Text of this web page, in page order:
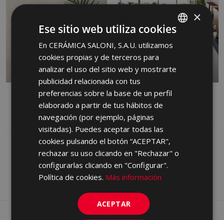
DANDY
PASTA ROJA, PORCELANICO, PASTA
FRONT
PORCELANICO
SPANISH
ENGLISH
GERMAN
×
Ese sitio web utiliza cookies
En CERÁMICA SALONI, S.A.U. utilizamos
cookies propias y de terceros para
analizar el uso del sitio web y mostrarte
publicidad relacionada con tus
preferencias sobre la base de un perfil
elaborado a partir de tus hábitos de
navegación (por ejemplo, páginas
visitadas). Puedes aceptar todas las
cookies pulsando el botón “ACEPTAR",
rechazar su uso clicando en "Rechazar" o
configurarlas clicando en "Configurar".
Política de cookies. Más información
ACEPTAR